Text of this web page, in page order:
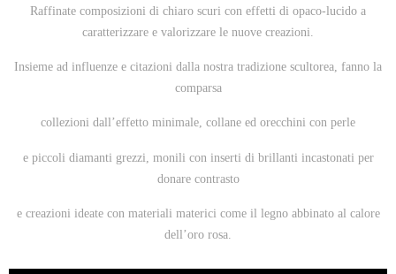
Raffinate composizioni di chiaro scuri con effetti di opaco-lucido a
caratterizzare e valorizzare le nuove creazioni.
Insieme ad influenze e citazioni dalla nostra tradizione scultorea, fanno la
comparsa
collezioni dall’effetto minimale, collane ed orecchini con perle
e piccoli diamanti grezzi, monili con inserti di brillanti incastonati per
donare contrasto
e creazioni ideate con materiali materici come il legno abbinato al calore
dell’oro rosa.